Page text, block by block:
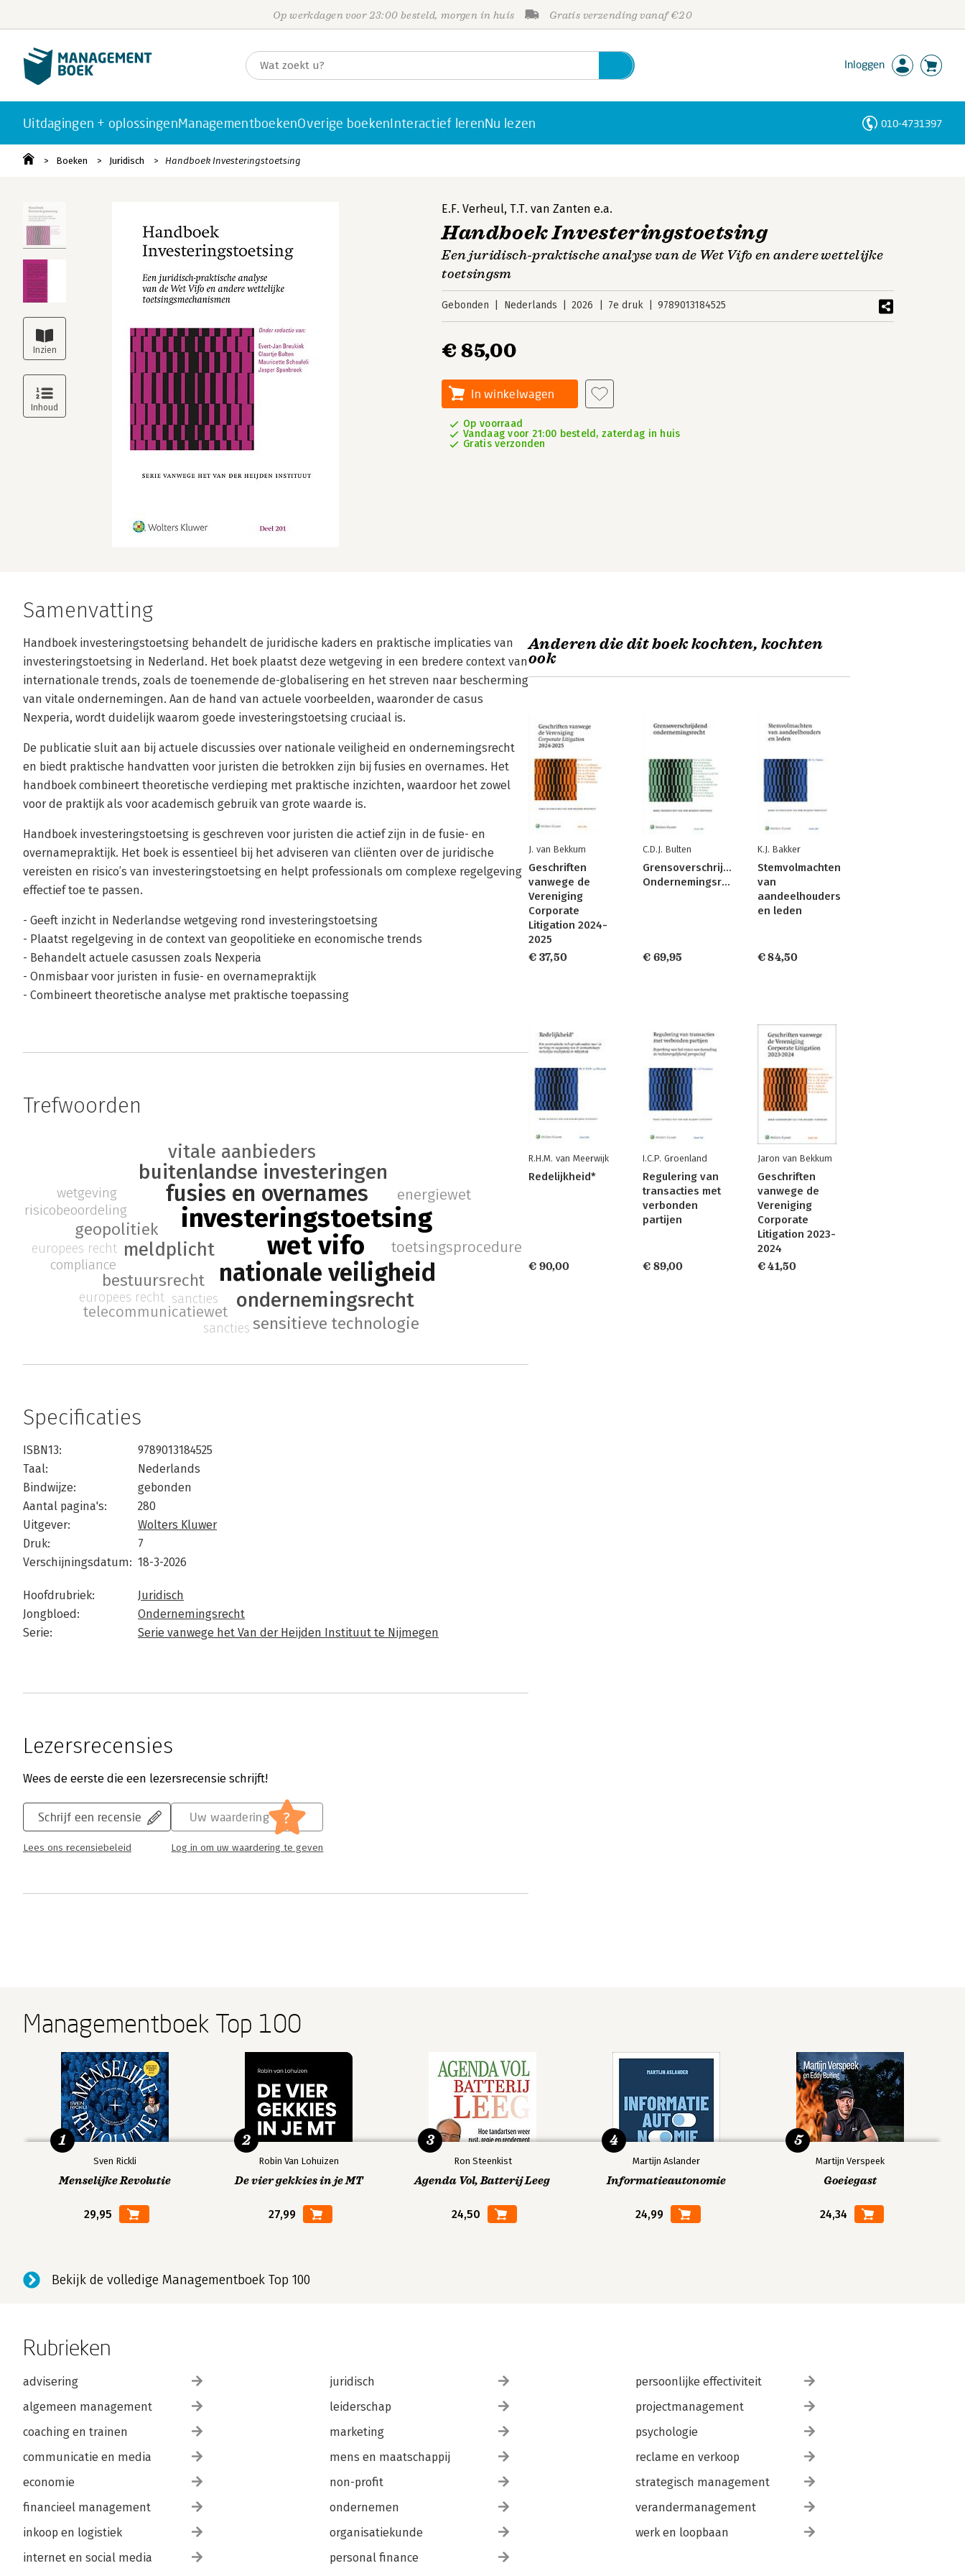
Op werkdagen voor 23:00 besteld, morgen in huis Gratis verzending vanaf €20
Inloggen
Uitdagingen + oplossingenManagementboekenOverige boekenInteractief lerenNu lezen 010-4731397
Boeken Juridisch Handboek Investeringstoetsing
E.F. Verheul,T.T. van Zanten e.a.
Handboek Investeringstoetsing
Een juridisch-praktische analyse van de Wet Vifo en andere wettelijke
toetsingsm
Gebonden Nederlands 2026 7e druk 9789013184525
€ 85,00
In winkelwagen
Op voorraad
Vandaag voor 21:00 besteld, zaterdag in huis
Gratis verzonden
Samenvatting
Handboek investeringstoetsing behandelt de juridische kaders en praktische implicaties van
investeringstoetsing in Nederland. Het boek plaatst deze wetgeving in een bredere context van
internationale trends, zoals de toenemende de-globalisering en het streven naar bescherming
van vitale ondernemingen. Aan de hand van actuele voorbeelden, waaronder de casus
Nexperia, wordt duidelijk waarom goede investeringstoetsing cruciaal is.
De publicatie sluit aan bij actuele discussies over nationale veiligheid en ondernemingsrecht
en biedt praktische handvatten voor juristen die betrokken zijn bij fusies en overnames. Het
handboek combineert theoretische verdieping met praktische inzichten, waardoor het zowel
voor de praktijk als voor academisch gebruik van grote waarde is.
Handboek investeringstoetsing is geschreven voor juristen die actief zijn in de fusie- en
overnamepraktijk. Het boek is essentieel bij het adviseren van cliënten over de juridische
vereisten en risico’s van investeringstoetsing en helpt professionals om complexe regelgeving
effectief toe te passen.
- Geeft inzicht in Nederlandse wetgeving rond investeringstoetsing
- Plaatst regelgeving in de context van geopolitieke en economische trends
- Behandelt actuele casussen zoals Nexperia
- Onmisbaar voor juristen in fusie- en overnamepraktijk
- Combineert theoretische analyse met praktische toepassing
Trefwoorden
investeringstoetsing
wet vifo
nationale veiligheid
fusies en overnames
buitenlandse investeringen
ondernemingsrecht
meldplicht
vitale aanbieders
sensitieve technologie
bestuursrecht
geopolitiek
toetsingsprocedure
energiewet
telecommunicatiewet
risicobeoordeling
compliance
wetgeving
europees recht sancties
europees recht
sancties
Specificaties
ISBN13:
9789013184525
Taal:
Nederlands
Bindwijze:
gebonden
Aantal pagina's:
280
Uitgever:
Wolters Kluwer
Druk:
7
Verschijningsdatum: 18-3-2026
Hoofdrubriek:
Juridisch
Jongbloed:
Ondernemingsrecht
Serie:
Serie vanwege het Van der Heijden Instituut te Nijmegen
Lezersrecensies
Wees de eerste die een lezersrecensie schrijft!
Schrijf een recensie
Lees ons recensiebeleid
Uw waardering ?
Log in om uw waardering te geven
Anderen die dit boek kochten, kochten
ook
J. van Bekkum
Geschriften
vanwege de
Vereniging
Corporate
Litigation 2024-
2025
€ 37,50
C.D.J. Bulten
Grensoverschrijdend
Ondernemingsrecht
€ 69,95
K.J. Bakker
Stemvolmachten
van
aandeelhouders
en leden
€ 84,50
R.H.M. van Meerwijk
Redelijkheid*
€ 90,00
I.C.P. Groenland
Regulering van
transacties met
verbonden
partijen
€ 89,00
Jaron van Bekkum
Geschriften
vanwege de
Vereniging
Corporate
Litigation 2023-
2024
€ 41,50
Managementboek Top 100
Sven Rickli
Menselijke Revolutie
29,95
1
Robin Van Lohuizen
De vier gekkies in je MT
27,99
2
Ron Steenkist
Agenda Vol, Batterij Leeg
24,50
3
Martijn Aslander
Informatieautonomie
24,99
4
Martijn Verspeek
Goeiegast
24,34
5
Bekijk de volledige Managementboek Top 100
Rubrieken
advisering
algemeen management
coaching en trainen
communicatie en media
economie
financieel management
inkoop en logistiek
internet en social media
juridisch
leiderschap
marketing
mens en maatschappij
non-profit
ondernemen
organisatiekunde
personal finance
persoonlijke effectiviteit
projectmanagement
psychologie
reclame en verkoop
strategisch management
verandermanagement
werk en loopbaan
Personen